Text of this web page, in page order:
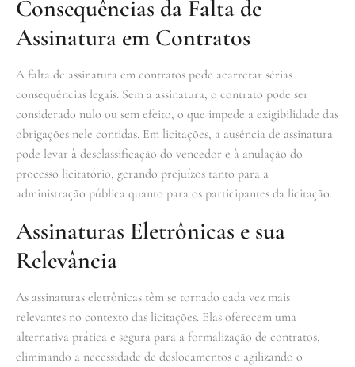
Consequências da Falta de
Assinatura em Contratos
A falta de assinatura em contratos pode acarretar sérias
consequências legais. Sem a assinatura, o contrato pode ser
considerado nulo ou sem efeito, o que impede a exigibilidade das
obrigações nele contidas. Em licitações, a ausência de assinatura
pode levar à desclassificação do vencedor e à anulação do
processo licitatório, gerando prejuízos tanto para a
administração pública quanto para os participantes da licitação.
Assinaturas Eletrônicas e sua
Relevância
As assinaturas eletrônicas têm se tornado cada vez mais
relevantes no contexto das licitações. Elas oferecem uma
alternativa prática e segura para a formalização de contratos,
eliminando a necessidade de deslocamentos e agilizando o